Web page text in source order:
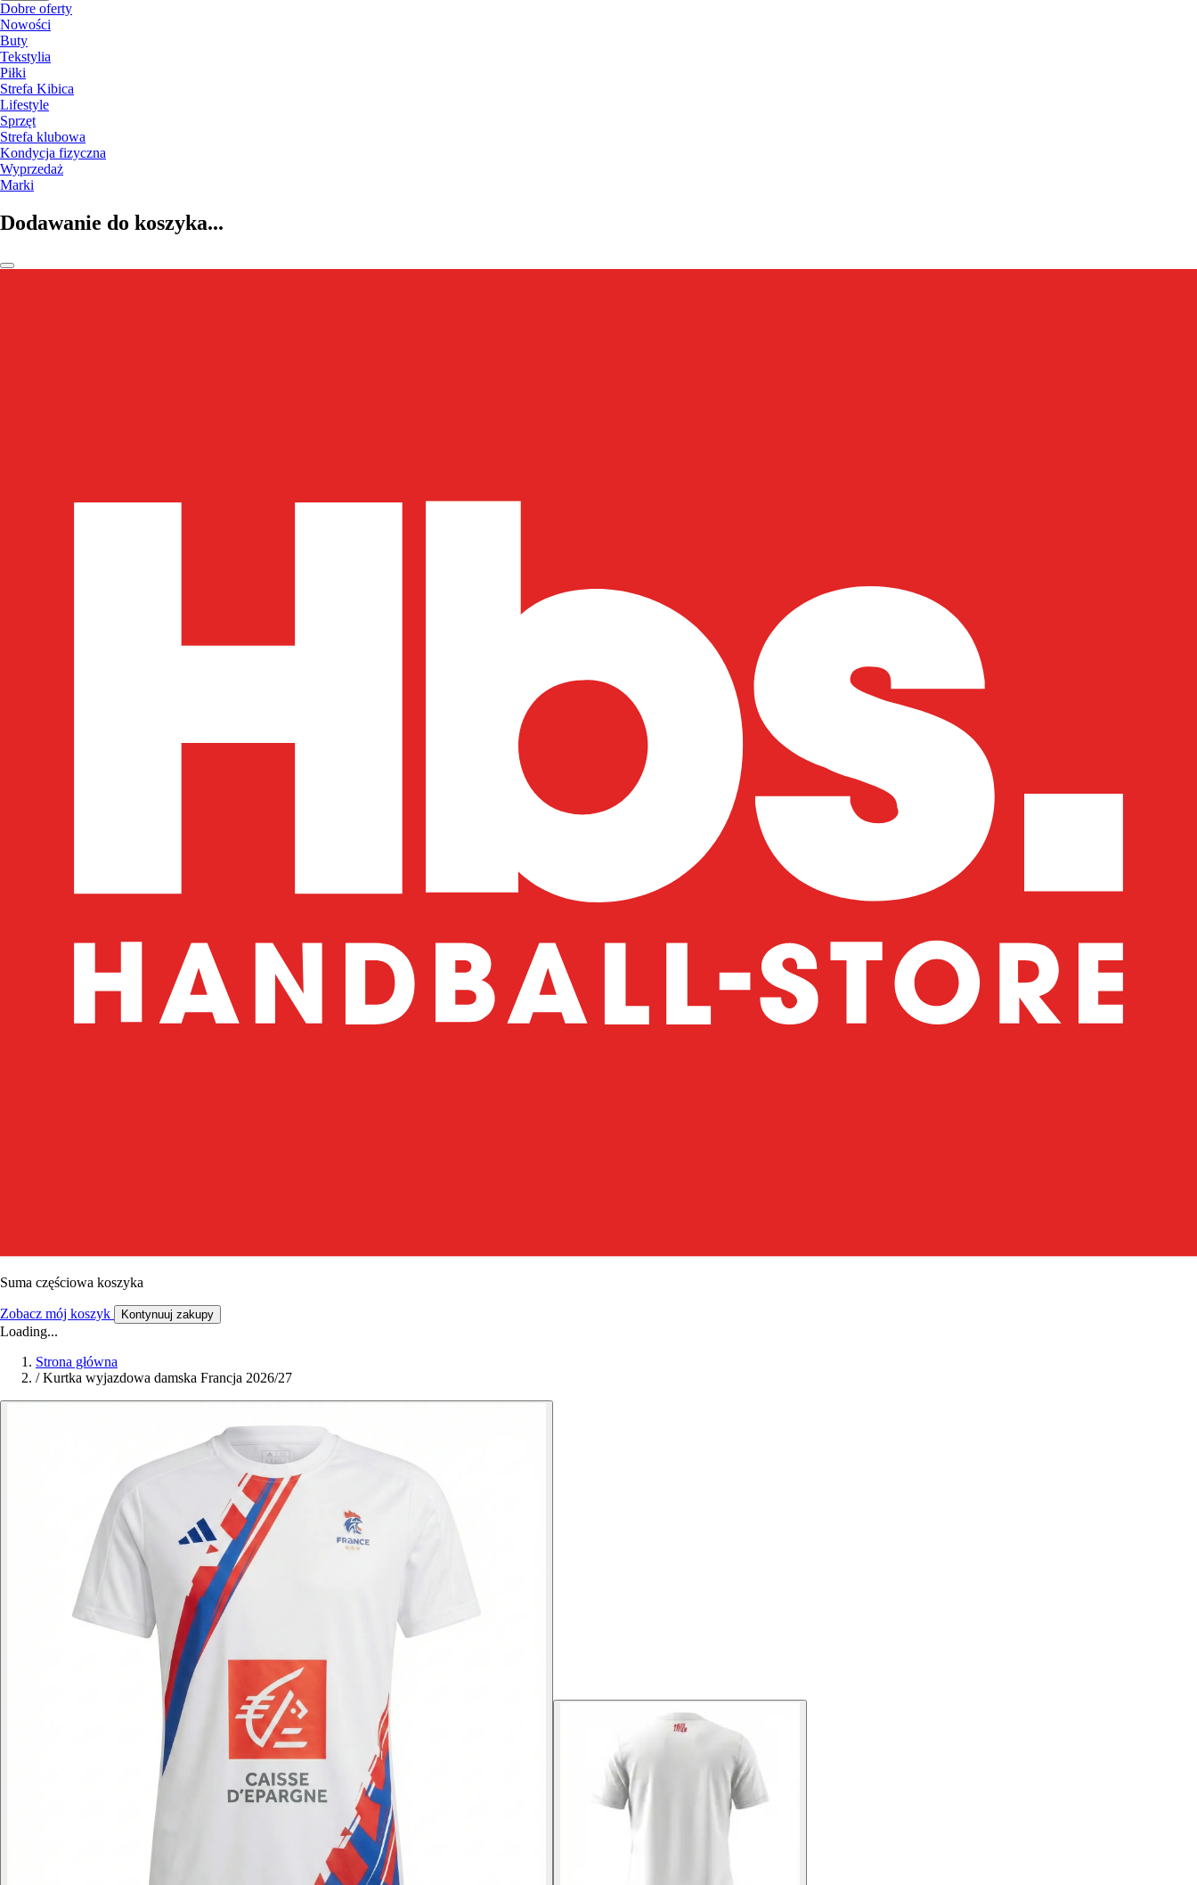
Dobre oferty
Nowości
Buty
Tekstylia
Piłki
Strefa Kibica
Lifestyle
Sprzęt
Strefa klubowa
Kondycja fizyczna
Wyprzedaż
Marki
Dodawanie do koszyka...
Suma częściowa koszyka
Zobacz mój koszyk Kontynuuj zakupy
Loading...
Strona główna
/ Kurtka wyjazdowa damska Francja 2026/27